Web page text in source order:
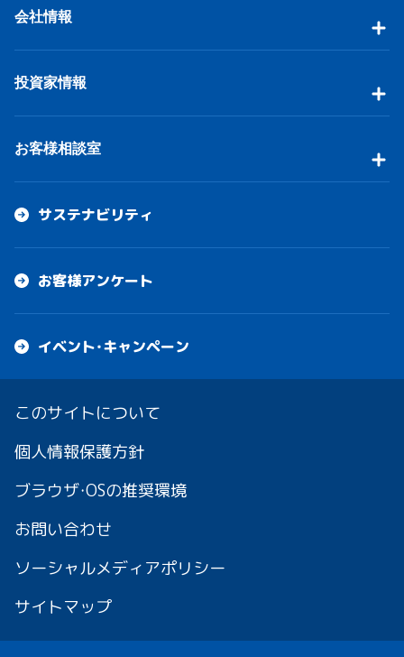
会社情報
投資家情報
お客様相談室
サステナビリティ
お客様アンケート
イベント・キャンペーン
このサイトについて
個人情報保護方針
ブラウザ・OSの推奨環境
お問い合わせ
ソーシャルメディアポリシー
サイトマップ